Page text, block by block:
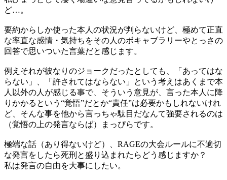
ど…。
要約からしか使った本人の状況が判らないけど、極めて正直
な率直な感情・気持ちをその人のボキャブラリーやとっさの
回答で思いついた言葉だと感じます。
例えそれが彼なりのジョークだったとしても、「あってはな
らない」、「許されてはならない」という考えはあくまで本
人以外の人が感じる事で、そういう意見が、言った本人に降
りかかるという“覚悟”だとか“責任”は必要かもしれないけれ
ど、そんな事を他から言っちゃ駄目だなんて強要されるのは
（覚悟の上の発言ならば）まっぴらです。
極端な話（あり得ないけど）、RAGEの大会ルールに不適切
な発言をしたら死刑と盛り込まれたらどう感じますか？
私は発言の自由を大事にしたい。